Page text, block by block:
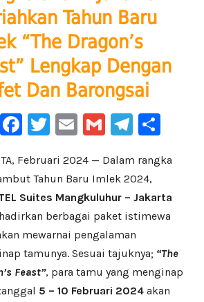
Tahun Baru
“The Dragon’s
Lengkap Dengan
Dan Barongsai
WhatsApp
Facebook
Twitter
EmailGmail
Februari 2024 — Dalam rangka
Tahun Baru Imlek 2024,
Suites Mangkuluhur – Jakarta
berbagai paket istimewa
mewarnai pengalaman
tamunya. Sesuai tajuknya; “The
Feast”, para tamu yang menginap
5 – 10 Februari 2024 akan